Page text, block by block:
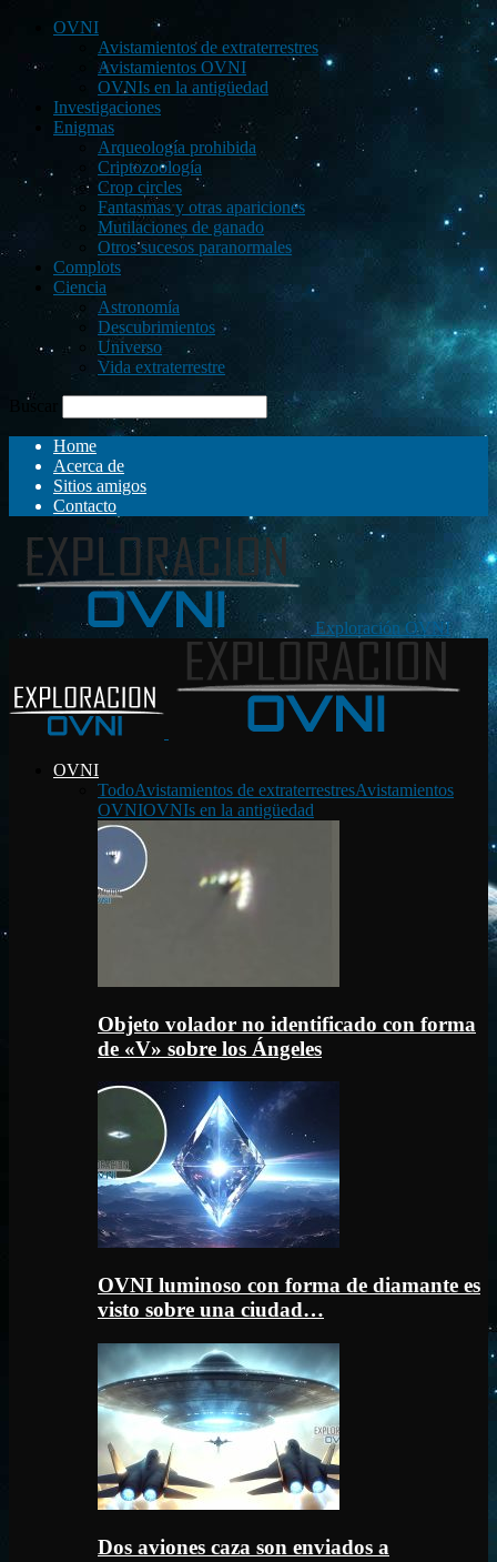
OVNI
Avistamientos de extraterrestres
Avistamientos OVNI
OVNIs en la antigüedad
Investigaciones
Enigmas
Arqueología prohibida
Criptozoología
Crop circles
Fantasmas y otras apariciones
Mutilaciones de ganado
Otros sucesos paranormales
Complots
Ciencia
Astronomía
Descubrimientos
Universo
Vida extraterrestre
Buscar
Home
Acerca de
Sitios amigos
Contacto
Exploración OVNI
OVNI
TodoAvistamientos de extraterrestresAvistamientos
OVNIOVNIs en la antigüedad
Objeto volador no identificado con forma
de «V» sobre los Ángeles
OVNI luminoso con forma de diamante es
visto sobre una ciudad…
Dos aviones caza son enviados a